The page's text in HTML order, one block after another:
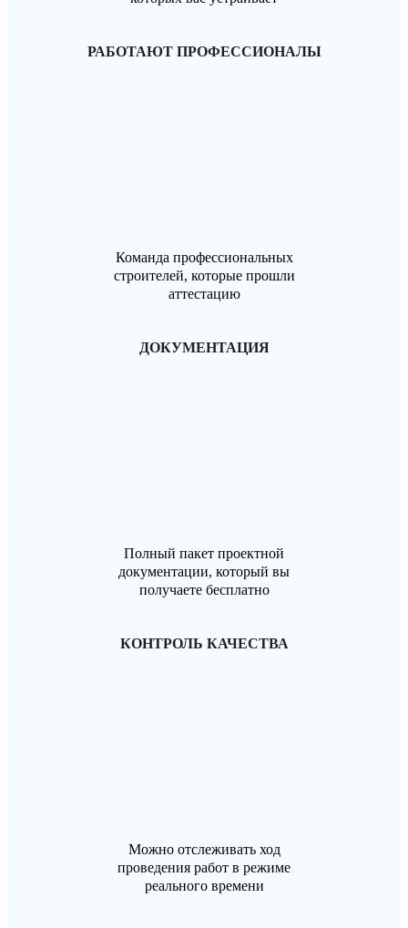
РАБОТАЮТ ПРОФЕССИОНАЛЫ
Команда профессиональных
строителей, которые прошли
аттестацию
ДОКУМЕНТАЦИЯ
Полный пакет проектной
документации, который вы
получаете бесплатно
КОНТРОЛЬ КАЧЕСТВА
Можно отслеживать ход
проведения работ в режиме
реального времени